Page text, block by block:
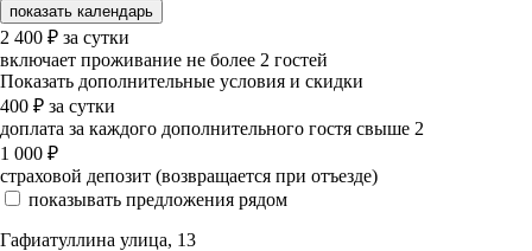
показать календарь
2 400 ₽ за сутки
включает проживание не более 2 гостей
Показать дополнительные условия и скидки
400 ₽ за сутки
доплата за каждого дополнительного гостя свыше 2
1 000 ₽
страховой депозит (возвращается при отъезде)
показывать предложения рядом
Гафиатуллина улица, 13